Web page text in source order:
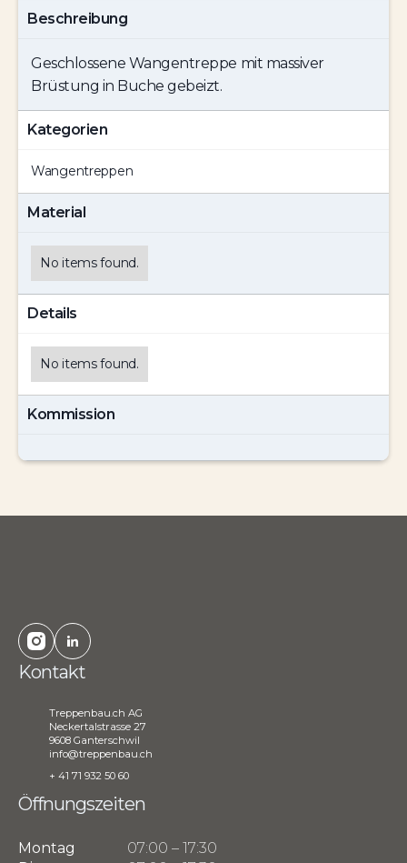
Beschreibung
Geschlossene Wangentreppe mit massiver
Brüstung in Buche gebeizt.
Kategorien
Wangentreppen
Material
No items found.
Details
No items found.
Kommission
Kontakt
Treppenbau.ch AG
Neckertalstrasse 27
9608 Ganterschwil
info@treppenbau.ch
+ 41 71 932 50 60
Öffnungszeiten
Montag
07:00 – 17:30